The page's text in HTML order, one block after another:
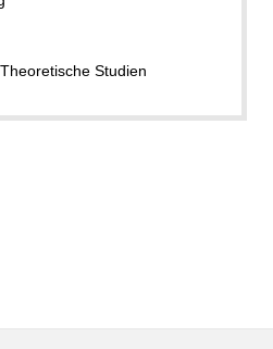
Studien